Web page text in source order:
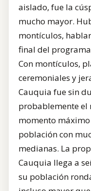
aislado, fue la
mucho mayor.
montículos,
final del
Con montículos,
ceremoniales y
Cauquia fue sin
probablemente el
momento
población con
medianas. La
Cauquia llega a
su población